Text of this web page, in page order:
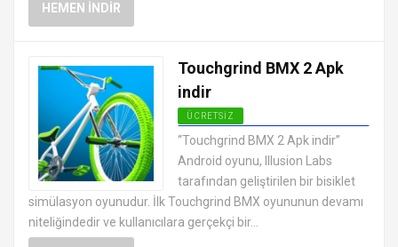
HEMEN İNDIR
Touchgrind BMX 2 Apk
indir
ÜCRETSIZ
EN İYI ANDROID APK OYUNLARI
ÜCRETSIZ
“Touchgrind BMX 2 Apk indir”
Android oyunu, Illusion Labs
tarafından geliştirilen bir bisiklet
simülasyon oyunudur. İlk Touchgrind BMX oyununun devamı
niteliğindedir ve kullanıcılara gerçekçi bir...